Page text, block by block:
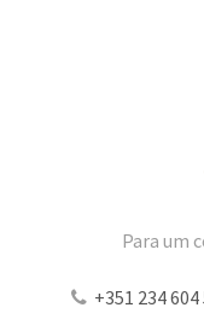
Para um
+351 234 604